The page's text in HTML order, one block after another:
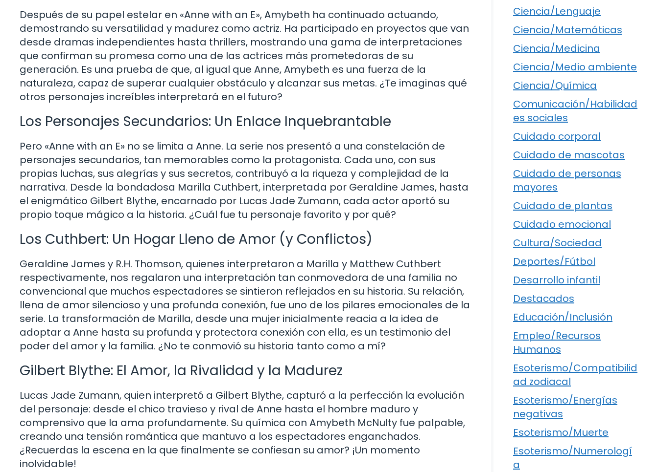
Después de su papel estelar en «Anne with an E», Amybeth ha continuado actuando,
demostrando su versatilidad y madurez como actriz. Ha participado en proyectos que van
desde dramas independientes hasta thrillers, mostrando una gama de interpretaciones
que confirman su promesa como una de las actrices más prometedoras de su
generación. Es una prueba de que, al igual que Anne, Amybeth es una fuerza de la
naturaleza, capaz de superar cualquier obstáculo y alcanzar sus metas. ¿Te imaginas qué
otros personajes increíbles interpretará en el futuro?
Los Personajes Secundarios: Un Enlace Inquebrantable
Pero «Anne with an E» no se limita a Anne. La serie nos presentó a una constelación de
personajes secundarios, tan memorables como la protagonista. Cada uno, con sus
propias luchas, sus alegrías y sus secretos, contribuyó a la riqueza y complejidad de la
narrativa. Desde la bondadosa Marilla Cuthbert, interpretada por Geraldine James, hasta
el enigmático Gilbert Blythe, encarnado por Lucas Jade Zumann, cada actor aportó su
propio toque mágico a la historia. ¿Cuál fue tu personaje favorito y por qué?
Los Cuthbert: Un Hogar Lleno de Amor (y Conflictos)
Geraldine James y R.H. Thomson, quienes interpretaron a Marilla y Matthew Cuthbert
respectivamente, nos regalaron una interpretación tan conmovedora de una familia no
convencional que muchos espectadores se sintieron reflejados en su historia. Su relación,
llena de amor silencioso y una profunda conexión, fue uno de los pilares emocionales de la
serie. La transformación de Marilla, desde una mujer inicialmente reacia a la idea de
adoptar a Anne hasta su profunda y protectora conexión con ella, es un testimonio del
poder del amor y la familia. ¿No te conmovió su historia tanto como a mí?
Gilbert Blythe: El Amor, la Rivalidad y la Madurez
Lucas Jade Zumann, quien interpretó a Gilbert Blythe, capturó a la perfección la evolución
del personaje: desde el chico travieso y rival de Anne hasta el hombre maduro y
comprensivo que la ama profundamente. Su química con Amybeth McNulty fue palpable,
creando una tensión romántica que mantuvo a los espectadores enganchados.
¿Recuerdas la escena en la que finalmente se confiesan su amor? ¡Un momento
inolvidable!
Ciencia/Lenguaje
Ciencia/Matemáticas
Ciencia/Medicina
Ciencia/Medio ambiente
Ciencia/Química
Comunicación/Habilidad
es sociales
Cuidado corporal
Cuidado de mascotas
Cuidado de personas
mayores
Cuidado de plantas
Cuidado emocional
Cultura/Sociedad
Deportes/Fútbol
Desarrollo infantil
Destacados
Educación/Inclusión
Empleo/Recursos
Humanos
Esoterismo/Compatibilid
ad zodiacal
Esoterismo/Energías
negativas
Esoterismo/Muerte
Esoterismo/Numerologí
a